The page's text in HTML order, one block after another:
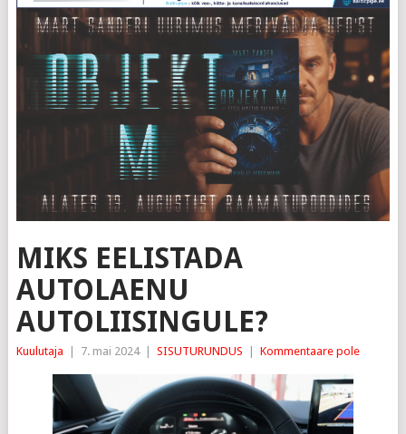
MIKS EELISTADA
AUTOLAENU
AUTOLIISINGULE?
Kuulutaja 7. mai 2024 SISUTURUNDUS Kommentaare pole